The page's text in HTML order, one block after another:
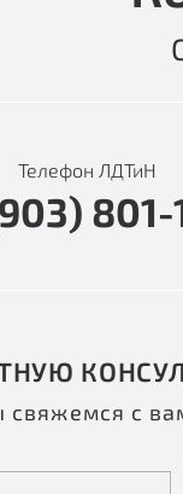
Телефон ЛДТиН
801-
свяжемся с